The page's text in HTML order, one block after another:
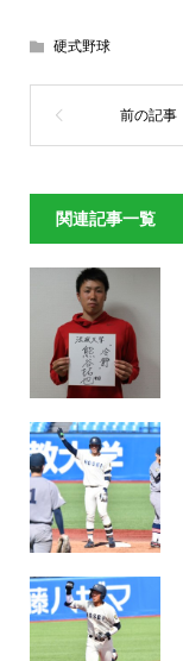
硬式野球
関連記事一覧